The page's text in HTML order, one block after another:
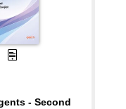
- Second